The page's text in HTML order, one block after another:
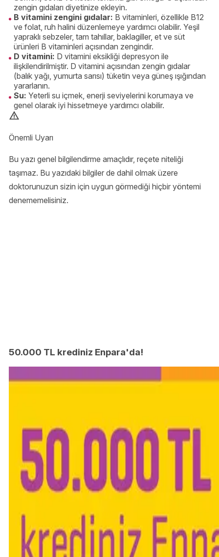
zengin gıdaları diyetinize ekleyin.
B vitamini zengini gıdalar: B vitaminleri, özellikle B12
ve folat, ruh halini düzenlemeye yardımcı olabilir. Yeşil
yapraklı sebzeler, tam tahıllar, baklagiller, et ve süt
ürünleri B vitaminleri açısından zengindir.
D vitamini: D vitamini eksikliği depresyon ile
ilişkilendirilmiştir. D vitamini açısından zengin gıdalar
(balık yağı, yumurta sarısı) tüketin veya güneş ışığından
yararlanın.
Su: Yeterli su içmek, enerji seviyelerini korumaya ve
genel olarak iyi hissetmeye yardımcı olabilir.
Önemli Uyarı
Bu yazı genel bilgilendirme amaçlıdır, reçete niteliği
taşımaz. Bu yazıdaki bilgiler de dahil olmak üzere
doktorunuzun sizin için uygun görmediği hiçbir yöntemi
denememelisiniz.
50.000 TL krediniz Enpara'da!